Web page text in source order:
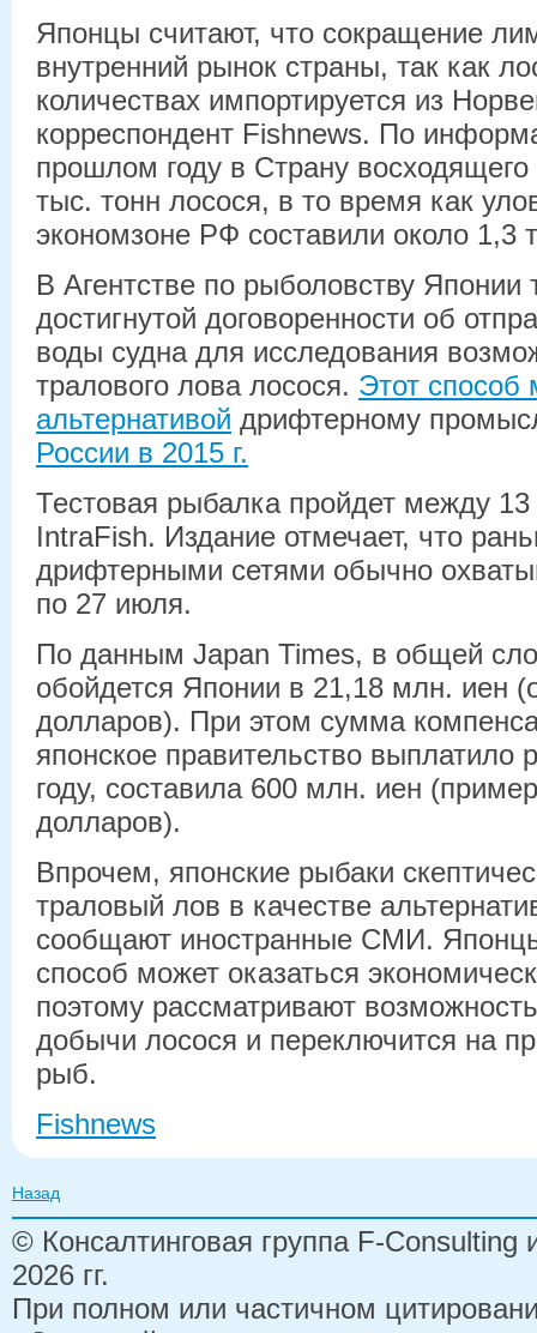
Японцы считают, что сокращение
внутренний рынок страны, так как
количествах импортируется из
корреспондент Fishnews. По
прошлом году в Страну
тыс. тонн лосося, в то время как
экономзоне РФ составили около 1,3
В Агентстве по рыболовству Японии
достигнутой договоренности об
воды судна для исследования
тралового лова лосося. Этот способ
альтернативой дрифтерному
России в 2015 г.
Тестовая рыбалка пройдет между
IntraFish. Издание отмечает, что
дрифтерными сетями обычно
по 27 июля.
По данным Japan Times, в общей
обойдется Японии в 21,18 млн. иен
долларов). При этом сумма
японское правительство
году, составила 600 млн. иен
долларов).
Впрочем, японские рыбаки
траловый лов в качестве
сообщают иностранные СМИ.
способ может оказаться
поэтому рассматривают
добычи лосося и переключится на
рыб.
Fishnews
Назад
© Консалтинговая группа F-
2026 гг.
При полном или частичном